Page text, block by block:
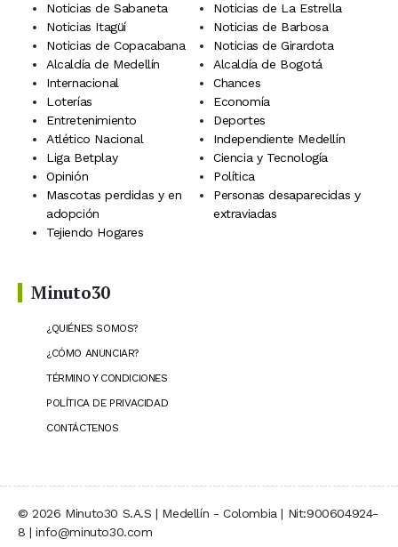
Noticias de Sabaneta
Noticias de La Estrella
Noticias Itagüí
Noticias de Barbosa
Noticias de Copacabana
Noticias de Girardota
Alcaldía de Medellín
Alcaldía de Bogotá
Internacional
Chances
Loterías
Economía
Entretenimiento
Deportes
Atlético Nacional
Independiente Medellín
Liga Betplay
Ciencia y Tecnología
Opinión
Política
Mascotas perdidas y en
adopción
Personas desaparecidas y
extraviadas
Tejiendo Hogares
Minuto30
¿QUIÉNES SOMOS?
¿CÓMO ANUNCIAR?
TÉRMINO Y CONDICIONES
POLÍTICA DE PRIVACIDAD
CONTÁCTENOS
© 2026 Minuto30 S.A.S | Medellín - Colombia | Nit:900604924-
8 | info@minuto30.com